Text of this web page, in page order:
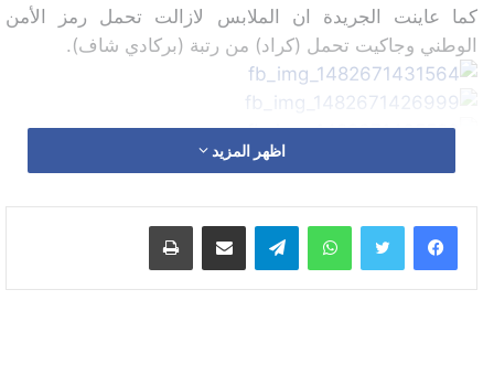
كما عاينت الجريدة ان الملابس لازالت تحمل رمز الأمن
الوطني وجاكيت تحمل (كراد) من رتبة (بركادي شاف).
اظهر المزيد
واتساب تيلقرام مشاركة عبر البريد طباعة